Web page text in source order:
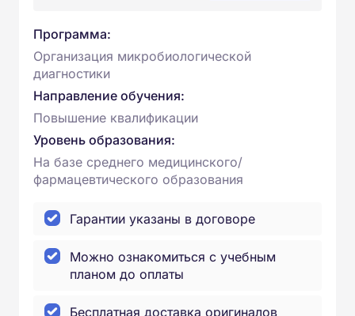
Программа:
Организация микробиологической
диагностики
Направление обучения:
Повышение квалификации
Уровень образования:
На базе среднего медицинского/
фармацевтического образования
Гарантии указаны в договоре
Можно ознакомиться с учебным
планом до оплаты
Бесплатная доставка оригиналов